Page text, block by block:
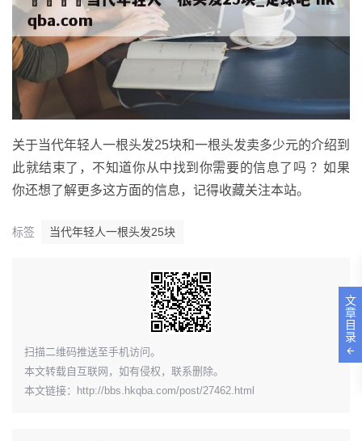
关于当代年轻人一根头发25块和一根头发卖多少元的介绍到
此就结束了，不知道你从中找到你需要的信息了吗 ？如果
你还想了解更多这方面的信息，记得收藏关注本站。
标签 当代年轻人一根头发25块
​扫描二维码推送至手机访问。
本文转载自互联网，如有侵权，联系删除。
本文链接： http://bbs.hkqba.com/post/27462.html
文
章
目
录